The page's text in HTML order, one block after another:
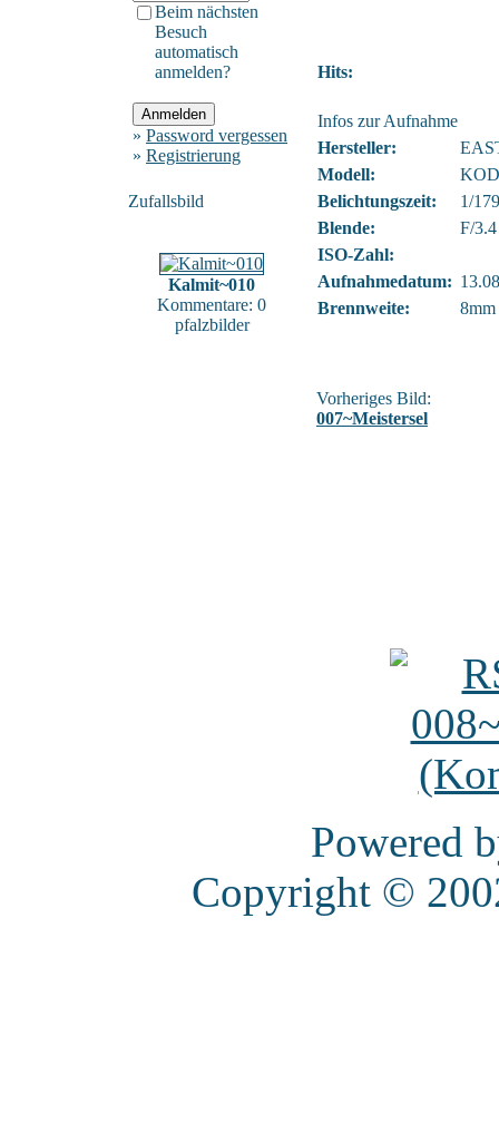
Beim nächsten
Besuch
automatisch
anmelden?
» Password vergessen
» Registrierung
Zufallsbild
Kalmit~010
Kommentare: 0
pfalzbilder
Hits:
Infos zur Aufnahme
Hersteller:
Modell:
Belichtungszeit:
1/
Blende:
F/3.4
ISO-Zahl:
Aufnahmedatum:
Brennweite:
8mm
Vorheriges Bild:
007~Meistersel
Powered
Copyright ©